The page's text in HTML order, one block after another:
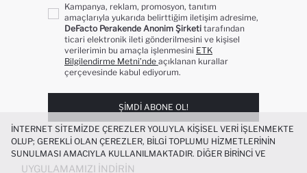
Kampanya, reklam, promosyon, tanıtım
amaçlarıyla yukarıda belirttiğim iletişim adresime,
DeFacto Perakende Anonim Şirketi tarafından
ticari elektronik ileti gönderilmesini ve kişisel
verilerimin bu amaçla işlenmesini ETK
Bilgilendirme Metni’nde açıklanan kurallar
çerçevesinde kabul ediyorum.
ŞIMDI ABONE OL!
UYGULAMAMIZI İNDIRIN
İNTERNET SITEMIZDE ÇEREZLER YOLUYLA KIŞISEL VERI IŞLENMEKTE
OLUP; GEREKLI OLAN ÇEREZLER, BILGI TOPLUMU HIZMETLERININ
SUNULMASI AMACIYLA KULLANILMAKTADIR. DIĞER BIRINCI VE
ÜÇÜNCÜ TARAF ÇEREZLER ISE SIZE DAHA IYI BIR ALIŞVERIŞ